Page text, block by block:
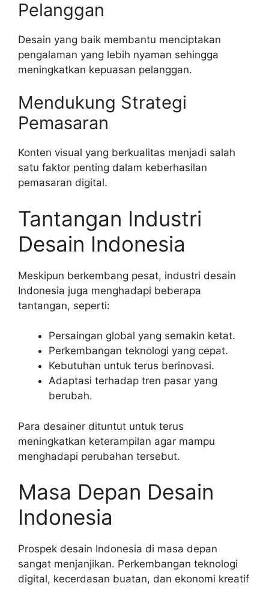
Pelanggan
Desain yang baik membantu menciptakan
pengalaman yang lebih nyaman sehingga
meningkatkan kepuasan pelanggan.
Mendukung Strategi
Pemasaran
Konten visual yang berkualitas menjadi salah
satu faktor penting dalam keberhasilan
pemasaran digital.
Tantangan Industri
Desain Indonesia
Meskipun berkembang pesat, industri desain
Indonesia juga menghadapi beberapa
tantangan, seperti:
Persaingan global yang semakin ketat.
Perkembangan teknologi yang cepat.
Kebutuhan untuk terus berinovasi.
Adaptasi terhadap tren pasar yang
berubah.
Para desainer dituntut untuk terus
meningkatkan keterampilan agar mampu
menghadapi perubahan tersebut.
Masa Depan Desain
Indonesia
Prospek desain Indonesia di masa depan
sangat menjanjikan. Perkembangan teknologi
digital, kecerdasan buatan, dan ekonomi kreatif